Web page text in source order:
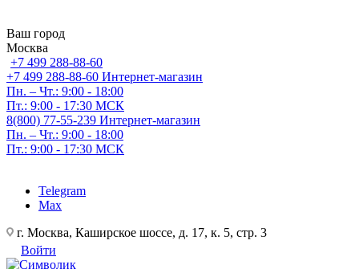
Ваш город
Москва
+7 499 288-88-60
+7 499 288-88-60 Интернет-магазин
Пн. – Чт.: 9:00 - 18:00
Пт.: 9:00 - 17:30 МСК
8(800) 77-55-239 Интернет-магазин
Пн. – Чт.: 9:00 - 18:00
Пт.: 9:00 - 17:30 МСК
Telegram
Max
г. Москва, Каширское шоссе, д. 17, к. 5, стр. 3
Войти